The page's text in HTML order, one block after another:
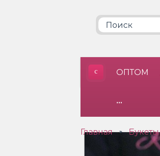
ОПТОМ
•••
Главная » Букеты